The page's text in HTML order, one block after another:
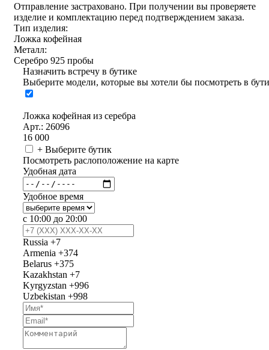
Отправление застраховано. При получении вы проверяете
изделие и комплектацию перед подтверждением заказа.
Тип изделия:
Ложка кофейная
Металл:
Серебро 925 пробы
Назначить встречу в бутике
Выберите модели, которые вы хотели бы посмотреть в
Ложка кофейная из серебра
Арт.: 26096
16 000
+ Выберите бутик
Посмотреть раслоположение на карте
Удобная дата
Удобное время
с 10:00 до 20:00
Russia +7
Armenia +374
Belarus +375
Kazakhstan +7
Kyrgyzstan +996
Uzbekistan +998